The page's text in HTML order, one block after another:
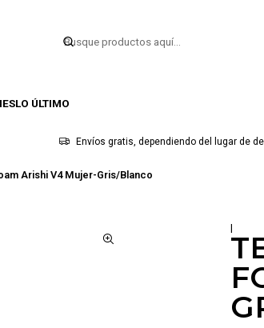
LO ÚLTIMO
Envíos gratis, dependiendo del lugar de
Arishi V4 Mujer-Gris/Blanco
|